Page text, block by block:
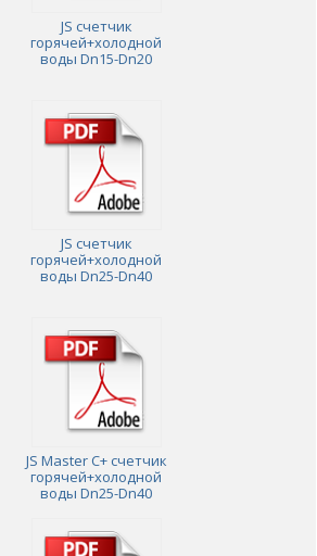
JS счетчик
горячей+холодной
воды Dn15-Dn20
JS счетчик
горячей+холодной
воды Dn25-Dn40
JS Master C+ счетчик
горячей+холодной
воды Dn25-Dn40